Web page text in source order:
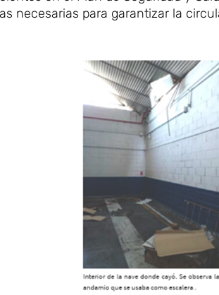
necesarias para garantizar la